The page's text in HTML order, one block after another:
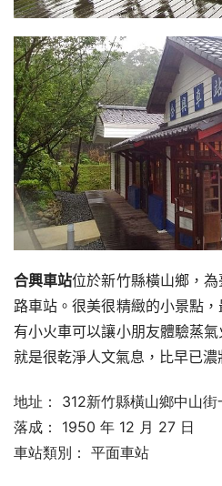
合興車站位於新竹縣橫山鄉，
路車站。很美很精緻的小景點
有小火車可以讓小朋友體驗蒸
就是很乾淨人文氣息，比早已
地址： 312新竹縣橫山鄉中山街
落成： 1950 年 12 月 27 日
車站類別： 平面車站